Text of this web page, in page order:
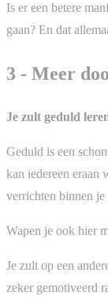
Is er een betere
gaan? En dat
3 - Meer
Je zult geduld
Geduld is een
kan iedereen eraan
verrichten binnen je
Wapen je ook hier
Je zult op een
zeker gemotiveerd